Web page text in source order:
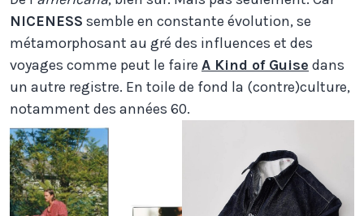
NICENESS semble en constante évolution, se
métamorphosant au gré des influences et des
voyages comme peut le faire A Kind of Guise dans
un autre registre. En toile de fond la (contre)culture,
notamment des années 60.